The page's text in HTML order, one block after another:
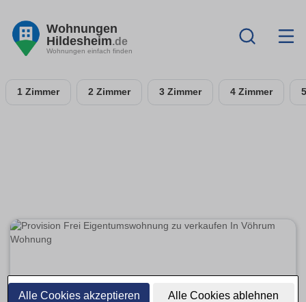
Alle Cookies akzeptieren Alle Cookies ablehnen
Wohnungen
Hildesheim.de
Wohnungen einfach finden
1 Zimmer 2 Zimmer 3 Zimmer 4 Zimmer